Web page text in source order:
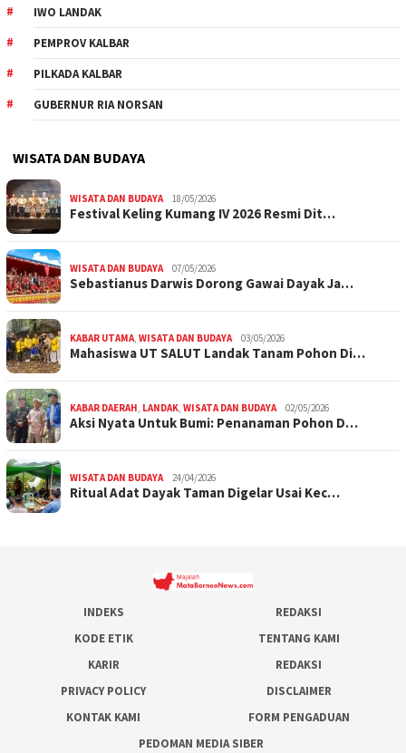
IWO LANDAK
PEMPROV KALBAR
PILKADA KALBAR
GUBERNUR RIA NORSAN
WISATA DAN BUDAYA
WISATA DAN BUDAYA 18/05/2026
Festival Keling Kumang IV 2026 Resmi Dit…
WISATA DAN BUDAYA 07/05/2026
Sebastianus Darwis Dorong Gawai Dayak Ja…
KABAR UTAMA WISATA DAN BUDAYA 03/05/2026
Mahasiswa UT SALUT Landak Tanam Pohon Di…
KABAR DAERAH LANDAK WISATA DAN BUDAYA 02/05/2026
Aksi Nyata Untuk Bumi: Penanaman Pohon D…
WISATA DAN BUDAYA 24/04/2026
Ritual Adat Dayak Taman Digelar Usai Kec…
INDEKS
REDAKSI
KODE ETIK
TENTANG KAMI
KARIR
REDAKSI
PRIVACY POLICY
DISCLAIMER
KONTAK KAMI
FORM PENGADUAN
PEDOMAN MEDIA SIBER